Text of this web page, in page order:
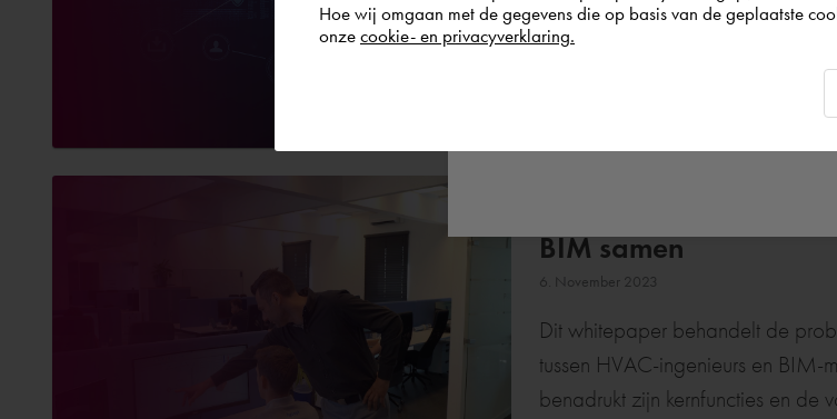
Management (PDM) en Product
kernfunctionaliteiten van beide
en innovatie binnen
volledige potentieel van
Hysopt BIM Syncer |
BIM samen
6. November 2023
Dit whitepaper behandelt de
tussen HVAC-ingenieurs en
benadrukt zijn kernfuncties en
Hoe wij omgaan met de gegevens die op basis van de geplaatste
onze cookie- en privacyverklaring.